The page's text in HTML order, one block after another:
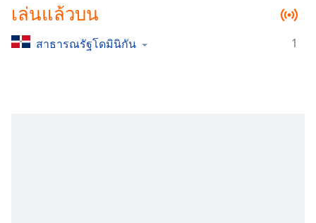
live,
currently
liveLIVE
เล่นแล้วบน
สาธารณรัฐโดมินิกัน 1